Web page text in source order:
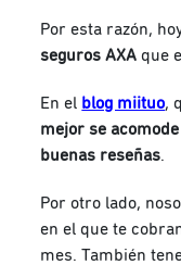
Por esta razón,
seguros AXA que
En el blog miituo,
mejor se
buenas reseñas.
Por otro lado,
en el que te
mes. También